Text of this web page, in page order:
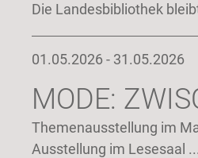
Die Landesbibliothek
01.05.2026 - 31.05.2026
MODE:
Themenausstellung im
Ausstellung im Lesesaal ...